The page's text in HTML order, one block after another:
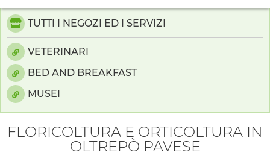
TUTTI I NEGOZI ED I SERVIZI
VETERINARI
BED AND BREAKFAST
MUSEI
FLORICOLTURA E ORTICOLTURA IN
OLTREPÒ PAVESE